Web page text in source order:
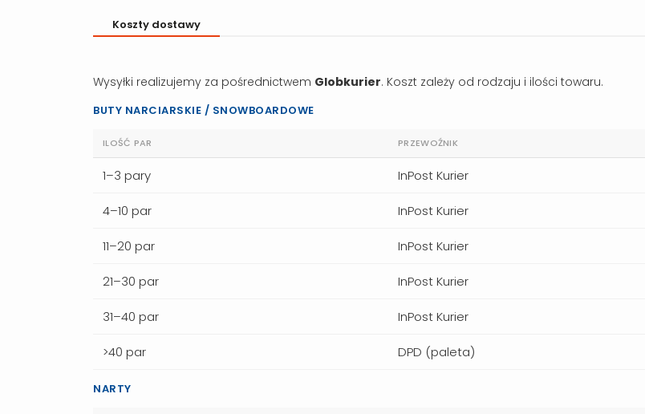
Koszty dostawy
Wysyłki realizujemy za pośrednictwem Globkurier. Koszt zależy od rodzaju i ilości towaru.
BUTY NARCIARSKIE / SNOWBOARDOWE
ILOŚĆ PAR PRZEWOŹNIK
1–3 pary InPost Kurier
4–10 par InPost Kurier
11–20 par InPost Kurier
21–30 par InPost Kurier
31–40 par InPost Kurier
>40 par DPD (paleta)
NARTY